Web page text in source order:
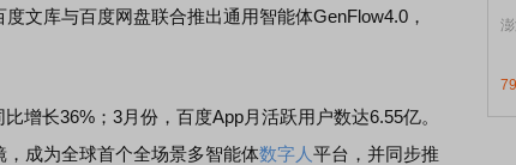
文库与百度网盘联合推出通用智能体GenFlow4.0，
长36%；3月份，百度App月活跃用户数达6.55亿。
成为全球首个全场景多智能体数字人 平台，并同步推
79